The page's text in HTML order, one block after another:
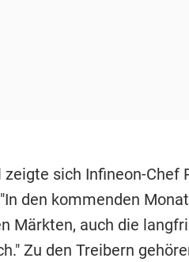
sich Infineon-Chef
den kommenden
Märkten, auch die
Zu den Treibern